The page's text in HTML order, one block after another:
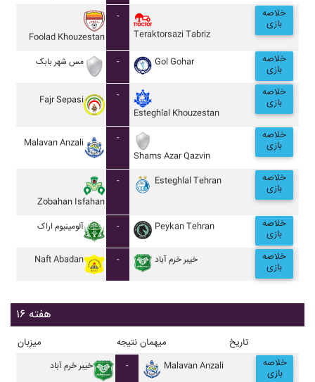
Foolad Khouzestan
-
Teraktorsazi Tabriz
خلاصه
بازی
مس شهر بابک - Gol Gohar خلاصه
بازی
Fajr Sepasi
-
Esteghlal Khouzestan
خلاصه
بازی
Malavan Anzali
-
Shams Azar Qazvin
خلاصه
بازی
Zobahan Isfahan
- Esteghlal Tehran خلاصه
بازی
آلومينيوم اراک - Peykan Tehran خلاصه
بازی
Naft Abadan - خيبر خرم آباد خلاصه
بازی
هفته ۱۶
میزبان نتیجه میهمان تاریخ
خيبر خرم آباد - Malavan Anzali خلاصه
بازی